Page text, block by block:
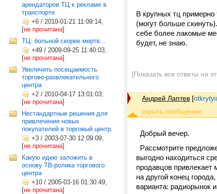
арендаторов ТЦ к рекламе в
транспорте
+6 / 2010-01-21 11:09:14,
[не прочитана]
ТЦ: больной скорее мертв...
+49 / 2009-09-25 11:40:03,
[не прочитана]
Увеличить посещаемость
торгово-развлекательного
центра
+2 / 2010-04-17 13:01:03,
[не прочитана]
Нестандартные решения для
привлечения новых
покупателей в торговый центр.
+3 / 2003-07-30 12:09:09,
[не прочитана]
Какую идею заложить в
основу ТВ-ролика торгового
центра
+10 / 2005-03-16 01:30:49,
[не прочитана]
В крупных тц примерно
(могут больше
себе более лакомые
будет, не знаю.
[Показать все ответы на
Андрей Лаптев [
Добрый вечер.
Рассмотрите
выгодно находиться
продавцов привлекает
на другой конец
варианта: радиорынок